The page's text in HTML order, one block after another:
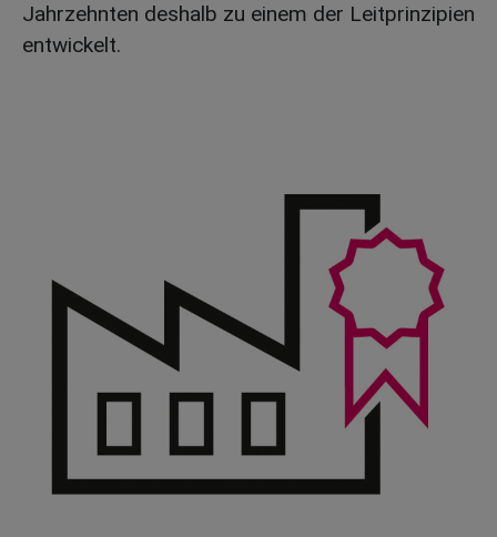
Jahrzehnten deshalb zu einem der Leitprinzipien
entwickelt.